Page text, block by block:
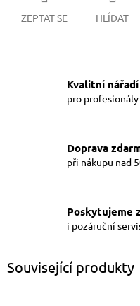
ZEPTAT SE HLÍDAT
Kvalitní nářadí
pro
Doprava
při nákupu nad
Poskytujeme
i pozáruční
Související produkty